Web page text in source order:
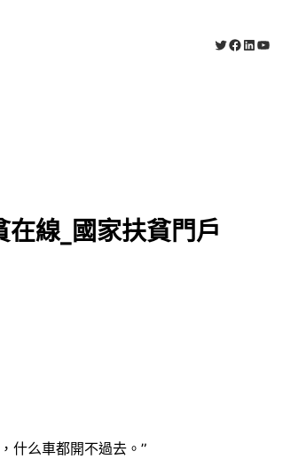
X Facebook
LinkedIn
線_國家扶貧門戶
什么車都開不過去。”